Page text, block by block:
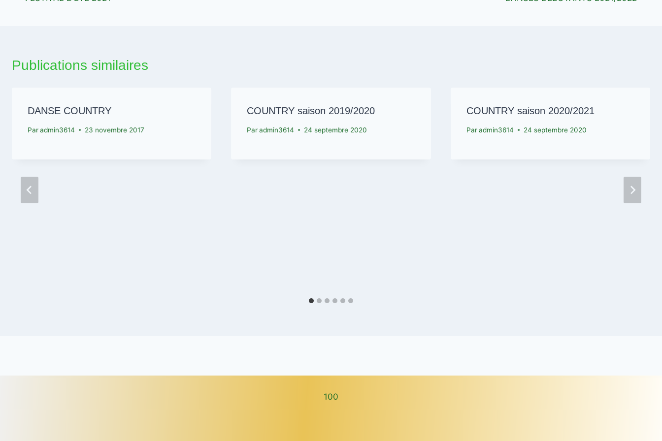
de
Publications similaires
DANSE COUNTRY
Paradmin3614 23 novembre 2017
COUNTRY saison 2019/2020
Par admin3614 24 septembre 2020
COUNTRY saison 2020/2021
Par admin3614 24 septembre 2020
100